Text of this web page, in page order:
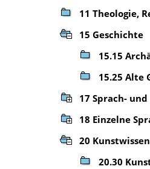
11 Theologie,
15 Geschichte
15.15
15.25 Alte
17 Sprach-
18 Einzelne
20
20.30